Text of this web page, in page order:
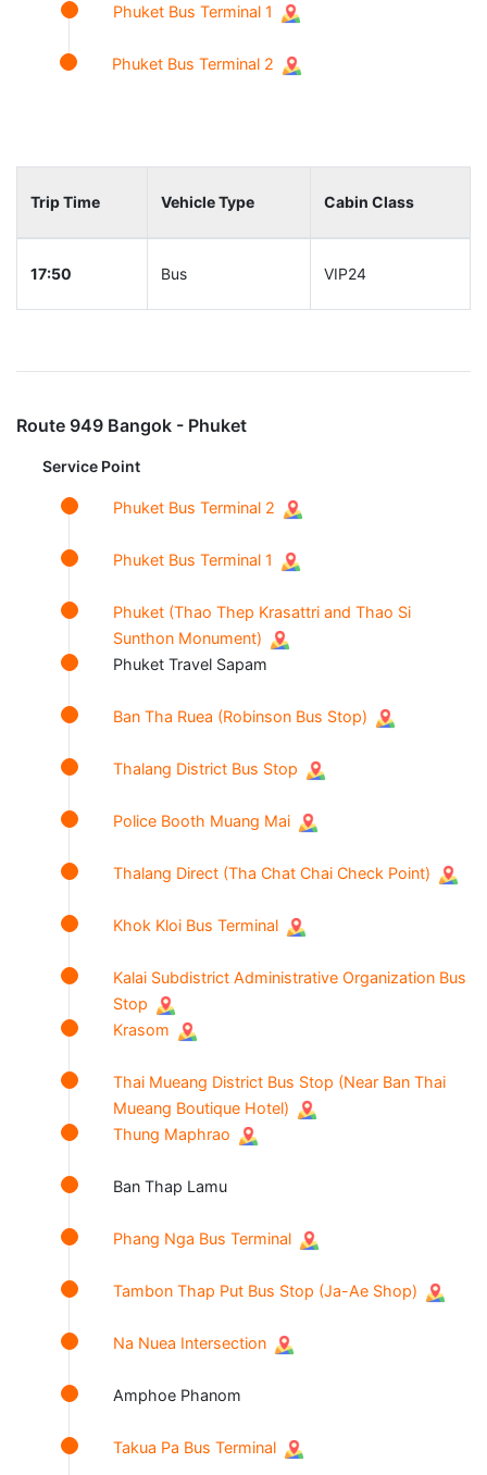
Phuket Bus Terminal 1
Phuket Bus Terminal 2
Trip Time Vehicle Type Cabin Class
17:50 Bus VIP24
Route 949 Bangok - Phuket
Service Point
Phuket Bus Terminal 2
Phuket Bus Terminal 1
Phuket (Thao Thep Krasattri and Thao Si
Sunthon Monument)
Phuket Travel Sapam
Ban Tha Ruea (Robinson Bus Stop)
Thalang District Bus Stop
Police Booth Muang Mai
Thalang Direct (Tha Chat Chai Check Point)
Khok Kloi Bus Terminal
Kalai Subdistrict Administrative Organization Bus
Stop
Krasom
Thai Mueang District Bus Stop (Near Ban Thai
Mueang Boutique Hotel)
Thung Maphrao
Ban Thap Lamu
Phang Nga Bus Terminal
Tambon Thap Put Bus Stop (Ja-Ae Shop)
Na Nuea Intersection
Amphoe Phanom
Takua Pa Bus Terminal